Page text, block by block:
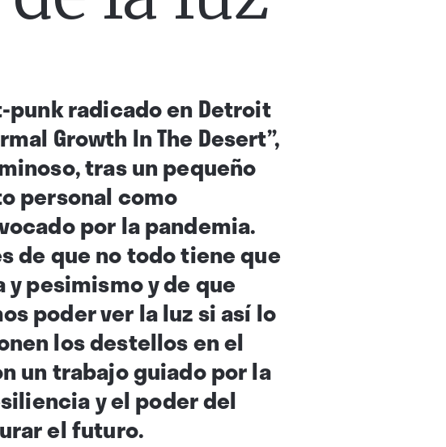
punk radicado en Detroit
Growth In The Desert”,
tras un pequeño
personal como
por la pandemia.
de que no todo tiene que
pesimismo y de que
poder ver la luz si así lo
los destellos en el
un trabajo guiado por la
y el poder del
el futuro.